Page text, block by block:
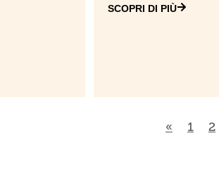
SCOPRI DI PIÙ
« 1 2